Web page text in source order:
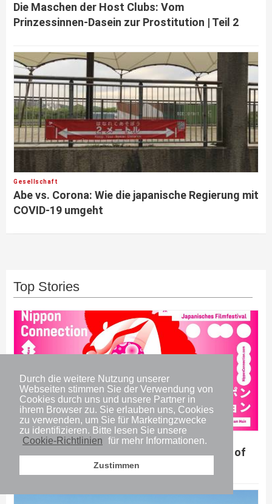
Durch die weitere Nutzung unserer
Webseiten stimmen Sie der Verwendung von
Cookies durch uns und unsere Partner in
ihrem Browser zu. Sie erlauben uns, Cookies
zu verwenden, um Sie für Marketingzwecke
zu identifizieren. Bitte lesen Sie unsere
Cookie-Richtlinien für mehr Informationen.
Zustimmen
Die Maschen der Host Clubs: Vom
Prinzessinnen-Dasein zur Prostitution | Teil 2
Gesellschaft
Abe vs. Corona: Wie die japanische Regierung mit
COVID-19 umgeht
Top Stories
Reise & Kultur
26. Nippon Connection Filmfestival: Shades of
Reality – Between Truth and Fiction